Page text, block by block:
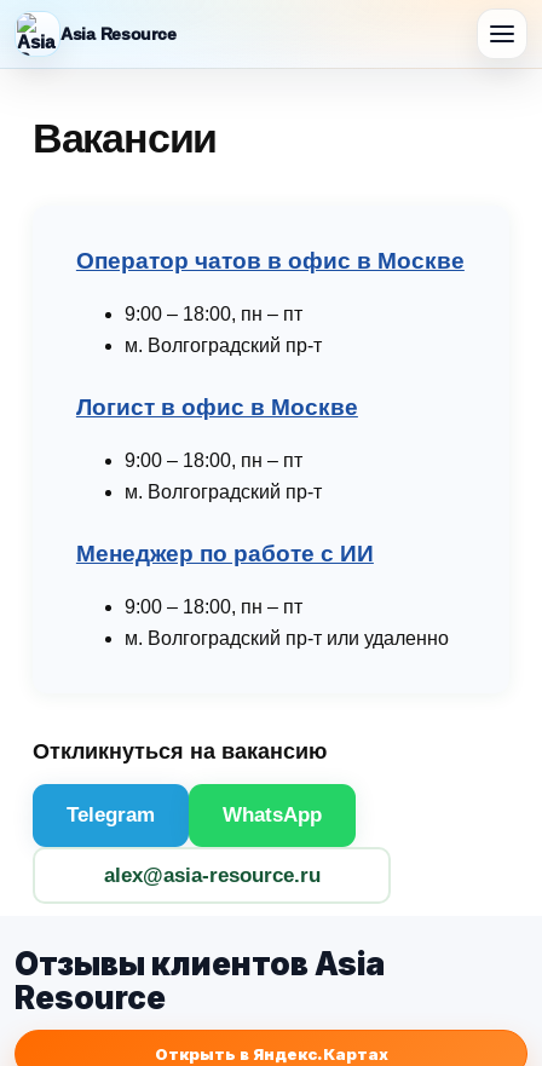
Asia Resource
Вакансии
Оператор чатов в офис в Москве
9:00 – 18:00, пн – пт
м. Волгоградский пр-т
Логист в офис в Москве
9:00 – 18:00, пн – пт
м. Волгоградский пр-т
Менеджер по работе с ИИ
9:00 – 18:00, пн – пт
м. Волгоградский пр-т или удаленно
Откликнуться на вакансию
Telegram WhatsApp
alex@asia-resource.ru
Отзывы клиентов Asia
Resource
Открыть в Яндекс.Картах